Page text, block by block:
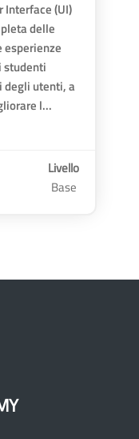
Interface (UI)
delle
studenti
degli utenti, a
l...
Livello
Base